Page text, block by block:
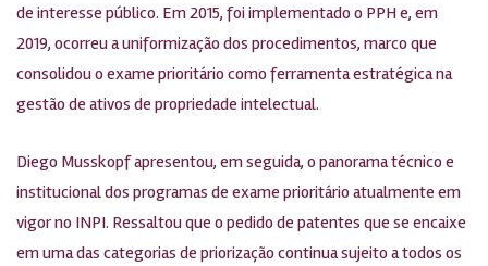
de interesse público. Em 2015, foi implementado o PPH e, em
2019, ocorreu a uniformização dos procedimentos, marco que
consolidou o exame prioritário como ferramenta estratégica na
gestão de ativos de propriedade intelectual.
Diego Musskopf apresentou, em seguida, o panorama técnico e
institucional dos programas de exame prioritário atualmente em
vigor no INPI. Ressaltou que o pedido de patentes que se encaixe
em uma das categorias de priorização continua sujeito a todos os